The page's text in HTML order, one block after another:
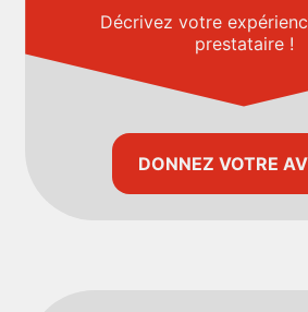
Décrivez votre
prestataire !
DONNEZ VOTRE